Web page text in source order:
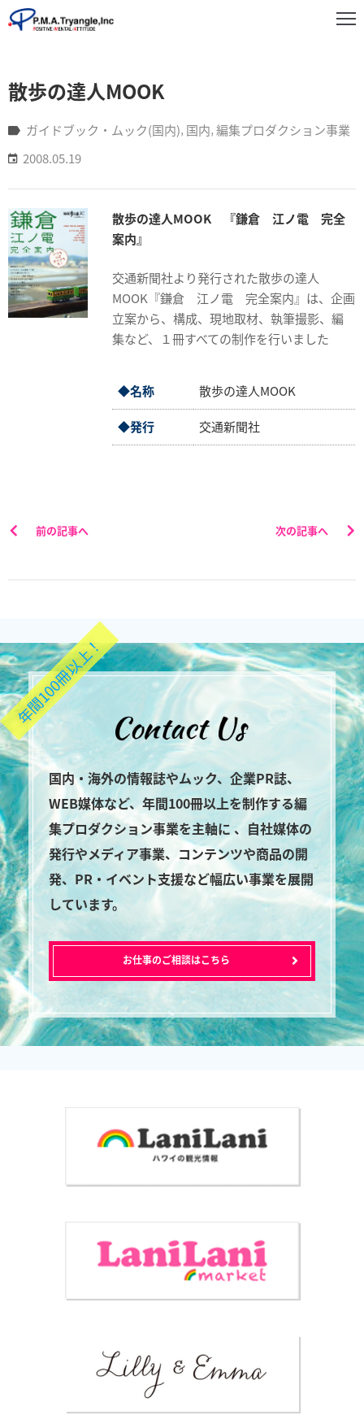
散歩の達人MOOK
ガイドブック・ムック(国内)‚ 国内‚編集プロダクション事業
2008.05.19
散歩の達人MOOK 『鎌倉 江ノ電 完全
案内』
交通新聞社より発行された散歩の達人
MOOK『鎌倉 江ノ電 完全案内』は、企画
立案から、構成、現地取材、執筆撮影、編
集など、１冊すべての制作を行いました
◆名称 散歩の達人MOOK
◆発行 交通新聞社
前の記事へ 次の記事へ
年間100冊以上！
国内・海外の情報誌やムック、企業PR誌、
WEB媒体など、年間100冊以上を制作する編
集プロダクション事業を主軸に 、自社媒体の
発行やメディア事業、コンテンツや商品の開
発、PR・イベント支援など幅広い事業を展開
しています。
お仕事のご相談はこちら